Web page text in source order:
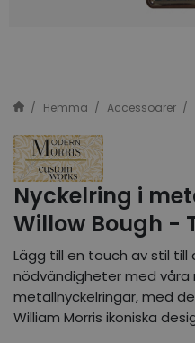
Hemma Accessoarer
Nyckelring i
Willow Bough -
Lägg till en touch av stil till
nödvändigheter med
metallnyckelringar, med
William Morris ikoniska